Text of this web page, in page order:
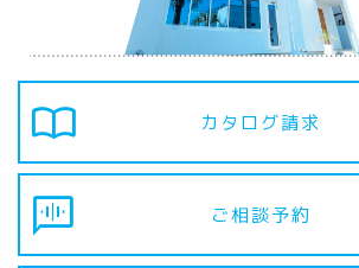
import_contacts カタログ請求
voice_chat ご相談予約